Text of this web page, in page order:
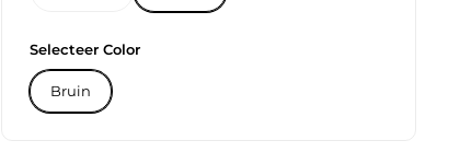
Selecteer Color
Bruin